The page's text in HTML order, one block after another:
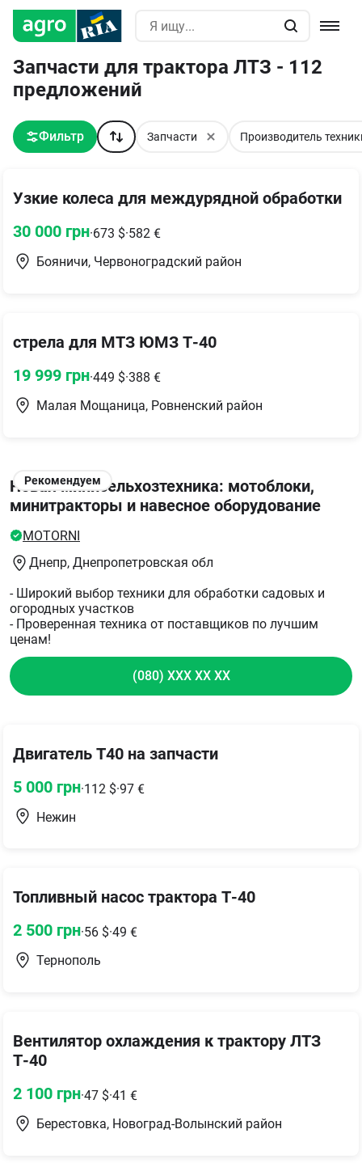
Запчасти для трактора ЛТЗ - 112
предложений
Фильтр Запчасти Производитель
Узкие колеса для междурядной обработки
30 000 грн·673 $·582 €
Бояничи, Червоноградский район
стрела для МТЗ ЮМЗ Т-40
19 999 грн·449 $·388 €
Малая Мощаница, Ровненский район
Двигатель Т40 на запчасти
5 000 грн·112 $·97 €
Нежин
Топливный насос трактора Т-40
2 500 грн·56 $·49 €
Тернополь
Вентилятор охлаждения к трактору ЛТЗ
Т-40
2 100 грн·47 $·41 €
Берестовка, Новоград-Волынский район
Рекомендуем
Новая минисельхозтехника: мотоблоки,
минитракторы и навесное оборудование
MOTORNI
Днепр, Днепропетровская обл
- Широкий выбор техники для обработки садовых и
огородных участков
- Проверенная техника от поставщиков по лучшим
ценам!
(080) XXX XX XX